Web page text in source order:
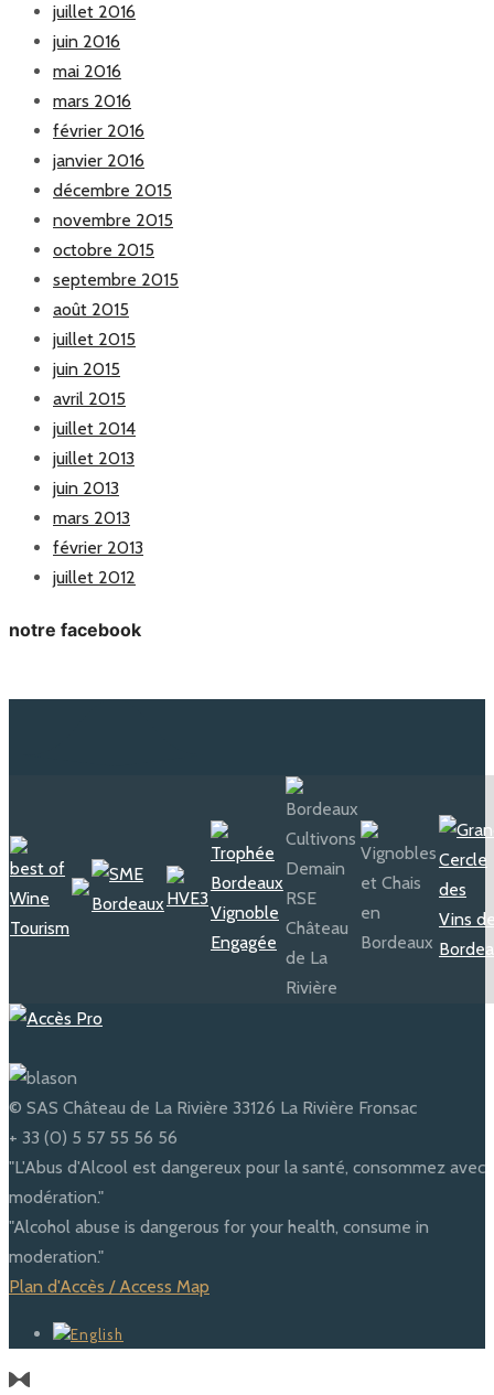
juillet 2016
juin 2016
mai 2016
mars 2016
février 2016
janvier 2016
décembre 2015
novembre 2015
octobre 2015
septembre 2015
août 2015
juillet 2015
juin 2015
avril 2015
juillet 2014
juillet 2013
juin 2013
mars 2013
février 2013
juillet 2012
notre facebook
© SAS Château de La Rivière 33126 La Rivière Fronsac
+ 33 (0) 5 57 55 56 56
"L'Abus d'Alcool est dangereux pour la santé, consommez avec
modération."
"Alcohol abuse is dangerous for your health, consume in
moderation."
Plan d'Accès / Access Map